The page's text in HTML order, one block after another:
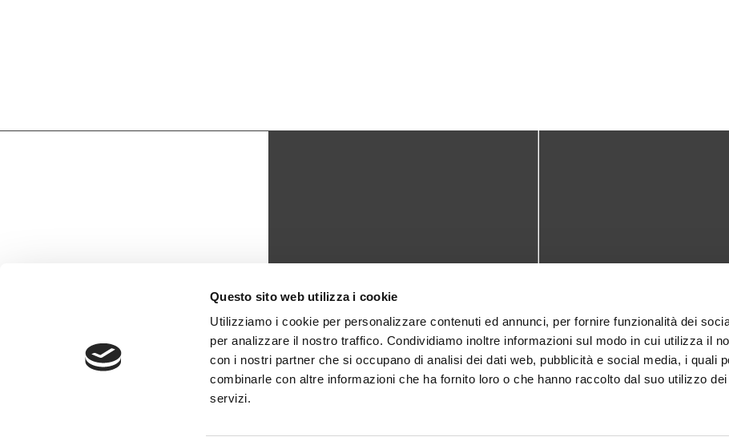
Questo sito web utilizza i cookie
Utilizziamo i cookie per personalizzare contenuti ed annunci, per fornire funzionalità dei
per analizzare il nostro traffico. Condividiamo inoltre informazioni sul modo in cui utilizza il
con i nostri partner che si occupano di analisi dei dati web, pubblicità e social media, i quali
combinarle con altre informazioni che ha fornito loro o che hanno raccolto dal suo utilizzo
servizi.
biblioteca@comune.monselice.padova.it
0429 - 1905714
Via San Biagio,10
35043 Monselice (PD)